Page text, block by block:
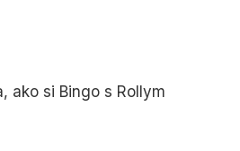
ako si Bingo s Rollym